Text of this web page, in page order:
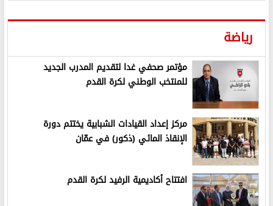
رياضة
مؤتمر صحفي غدا لتقديم المدرب الجديد
للمنتخب الوطني لكرة القدم
مركز إعداد القيادات الشبابية يختتم دورة
الإنقاذ المائي (ذكور) في عمّان
افتتاح أكاديمية الرفيد لكرة القدم